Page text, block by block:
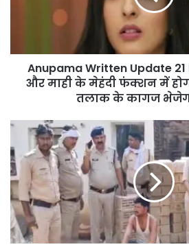
Anupama Written Update
और माही के मेहंदी फंक्शन में
तलाक के कागज भेजेगी